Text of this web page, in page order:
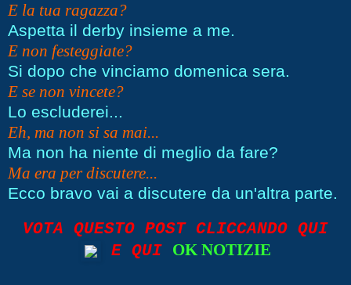
E la tua ragazza?
Aspetta il derby insieme a me.
E non festeggiate?
Si dopo che vinciamo domenica sera.
E se non vincete?
Lo escluderei...
Eh, ma non si sa mai...
Ma non ha niente di meglio da fare?
Ma era per discutere...
Ecco bravo vai a discutere da un'altra parte.
VOTA QUESTO POST CLICCANDO QUI
E QUI
OK NOTIZIE